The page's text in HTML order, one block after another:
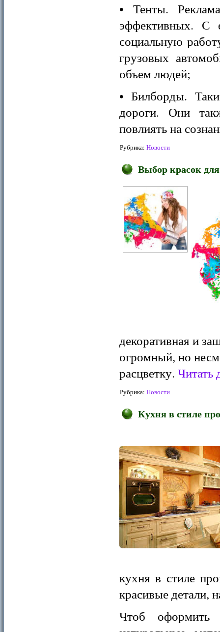
• Тенты.
эффективных. С
социальную
грузовых
объем людей;
• Билборды.
дороги. Они
повлиять на
Рубрика: Новости
Выбор красок
декоративная и
огромный, но
расцветку. Читать
Рубрика: Новости
Кухня в стиле
кухня в стиле
красивые детали,
Чтоб оформить